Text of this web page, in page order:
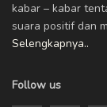
kabar – kabar
suara positif dan
Selengkapnya..
Follow us